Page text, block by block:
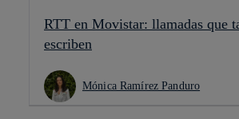
RTT en Movistar: llamadas que
escriben
Mónica Ramírez Panduro